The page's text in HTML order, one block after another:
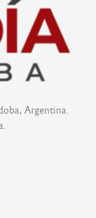
Argentina.